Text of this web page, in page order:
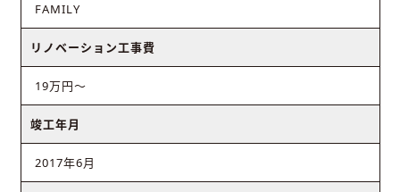
FAMILY
リノベーション工事費
19万円〜
竣工年月
2017年6月